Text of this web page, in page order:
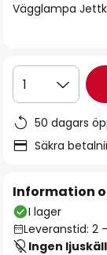
Vägglampa
1
50 dagars
Säkra
Information
I lager
Leveranstid: 2
Ingen